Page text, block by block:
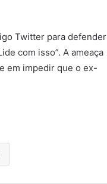
Twitter para defender
com isso”. A ameaça
em impedir que o ex-